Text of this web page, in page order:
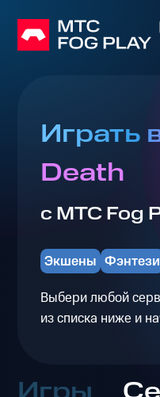
Играть
Death
с МТС Fog
Экшены Фэнтези
Выбери любой
из списка ниже и